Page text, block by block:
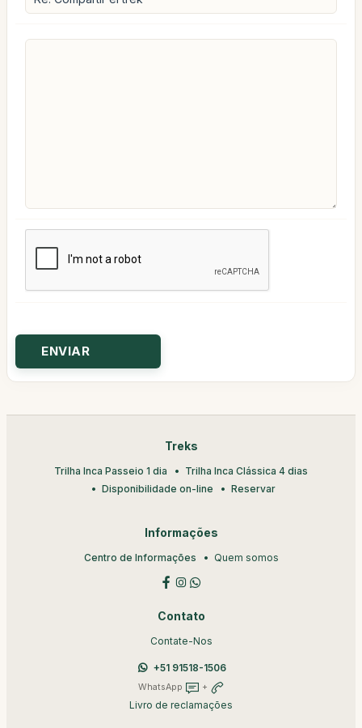
Treks
Trilha Inca Passeio 1 dia
Trilha Inca Clássica 4 dias
Disponibilidade on-line
Reservar
Informações
Centro de Informações Quem somos
Contato
Contate-Nos
+51 91518-1506
WhatsApp +
Livro de reclamações